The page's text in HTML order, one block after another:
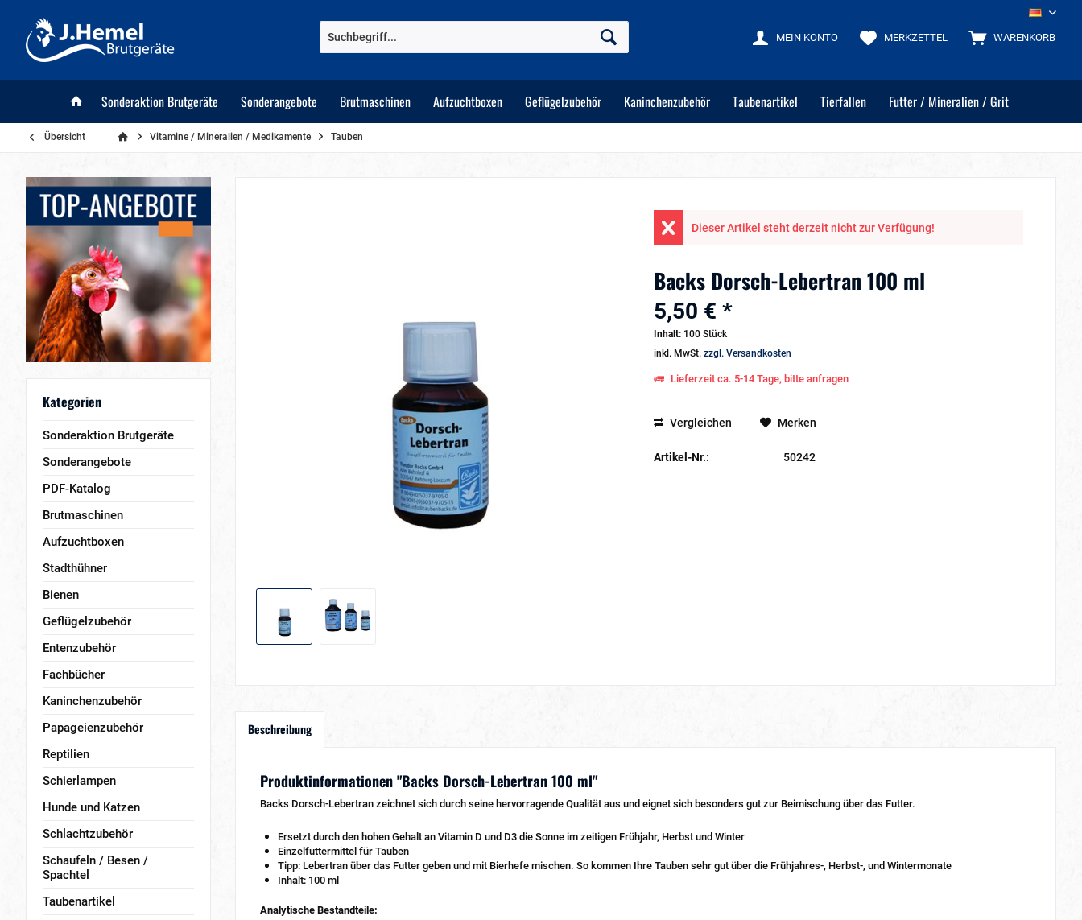
DE
WARENKORB
MERKZETTEL
MEIN KONTO
Sonderaktion Brutgeräte Sonderangebote Brutmaschinen Aufzuchtboxen Geflügelzubehör Kaninchenzubehör Taubenartikel Tierfallen Futter / Mineralien / Grit
Übersicht Vitamine / Mineralien / Medikamente Tauben
Kategorien
Sonderaktion Brutgeräte
Sonderangebote
PDF-Katalog
Brutmaschinen
Aufzuchtboxen
Stadthühner
Bienen
Geflügelzubehör
Entenzubehör
Fachbücher
Kaninchenzubehör
Papageienzubehör
Reptilien
Schierlampen
Hunde und Katzen
Schlachtzubehör
Schaufeln / Besen /
Spachtel
Taubenartikel
Dieser Artikel steht derzeit nicht zur Verfügung!
Backs Dorsch-Lebertran 100 ml
5,50 € *
Inhalt: 100 Stück
inkl. MwSt. zzgl. Versandkosten
Lieferzeit ca. 5-14 Tage, bitte anfragen
Vergleichen Merken
Artikel-Nr.: 50242
Beschreibung
Produktinformationen "Backs Dorsch-Lebertran 100 ml"
Backs Dorsch-Lebertran zeichnet sich durch seine hervorragende Qualität aus und eignet sich besonders gut zur Beimischung über das Futter.
Ersetzt durch den hohen Gehalt an Vitamin D und D3 die Sonne im zeitigen Frühjahr, Herbst und Winter
Einzelfuttermittel für Tauben
Tipp: Lebertran über das Futter geben und mit Bierhefe mischen. So kommen Ihre Tauben sehr gut über die Frühjahres-, Herbst-, und Wintermonate
Inhalt: 100 ml
Analytische Bestandteile: